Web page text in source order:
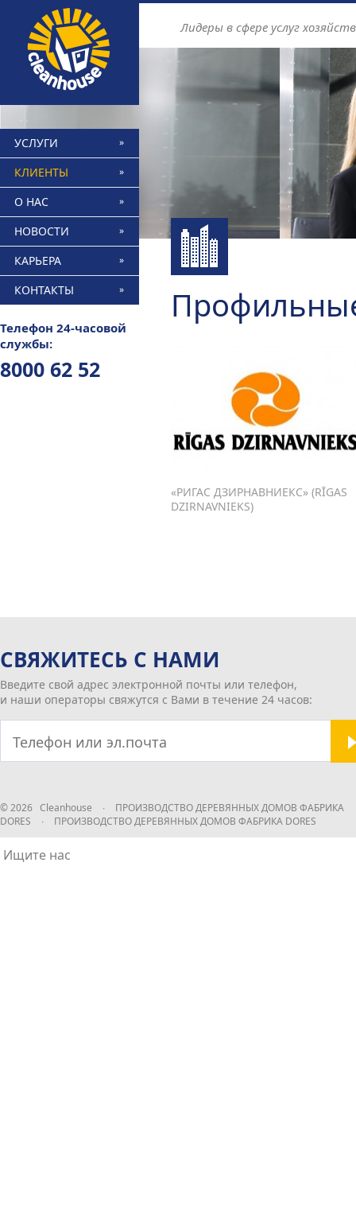
Лидеры в сфере услуг
УСЛУГИ
КЛИЕНТЫ
О НАС
НОВОСТИ
КАРЬЕРА
КОНТАКТЫ
Телефон 24-часовой
службы:
8000 62 52
«РИГАС ДЗИРНАВНИЕКС» (RĪGAS
DZIRNAVNIEKS)
СВЯЖИТЕСЬ С НАМИ
Введите свой адрес электронной почты или телефон,
и наши операторы свяжутся с Вами в течение 24 часов:
© 2026 Cleanhouse ∙
ПРОИЗВОДСТВО ДЕРЕВЯННЫХ ДОМОВ ФАБРИКА
DORES
∙ ПРОИЗВОДСТВО ДЕРЕВЯННЫХ ДОМОВ ФАБРИКА DORES
Ищите нас